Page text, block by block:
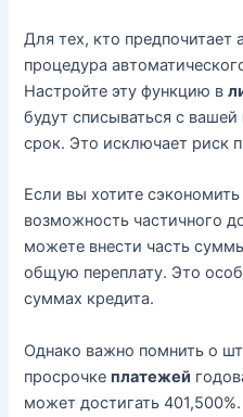
Для тех, кто предпочитает
процедура
Настройте эту функцию в
будут списываться с вашей
срок. Это исключает риск
Если вы хотите
возможность частичного
можете внести часть
общую переплату. Это
суммах кредита.
Однако важно помнить о
просрочкеплатежей
может достигать